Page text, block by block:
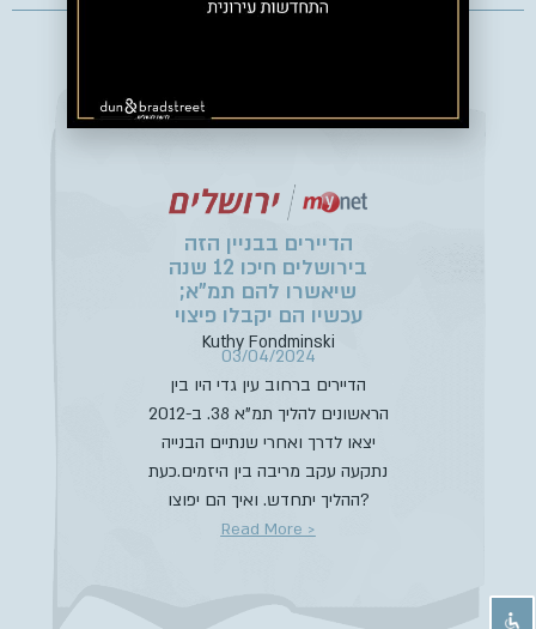
הדיירים בבניין הזה
בירושלים חיכו 12 שנה
שיאשרו להם תמ”א;
עכשיו הם יקבלו פיצוי
Kuthy Fondminski
03/04/2024
הדיירים ברחוב עין גדי היו בין
הראשונים להליך תמ”א 38. ב-2012
יצאו לדרך ואחרי שנתיים הבנייה
נתקעה עקב מריבה בין היזמים.כעת
ההליך יתחדש. ואיך הם יפוצו?
Read More >